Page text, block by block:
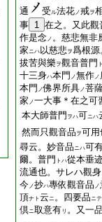
通
受ル法花ノ戒ヲ
事 1 在之。又此觀
作是念ノ 。慈悲無非
家ニハ 以慈悲ヲ爲根源
拔苦與樂ヲ觀音普門
十三身ハ本門 ノ無作ノ
本門 ノ佛界所具ノ菩
家 ノ一大事＊在之可
本大師普門 ヲハ可ニハ
然而只觀音品 ヲ可用
尋云。妙音品ニハ可
爾。普門 トハ從本垂
流通也。サレハ觀身
今ノ抄ハ專依觀音品 ノ
頂ナト 云ニ。四要品ニテ
倶ニ取意有 リ 。又一